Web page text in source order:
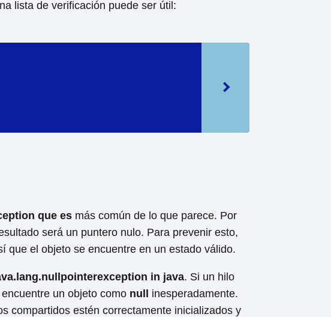
lista de verificación puede ser útil:
que es más común de lo que parece. Por
será un puntero nulo. Para prevenir esto,
que el objeto se encuentre en un estado válido.
in java. Si un hilo
un objeto como null inesperadamente.
compartidos estén correctamente inicializados y